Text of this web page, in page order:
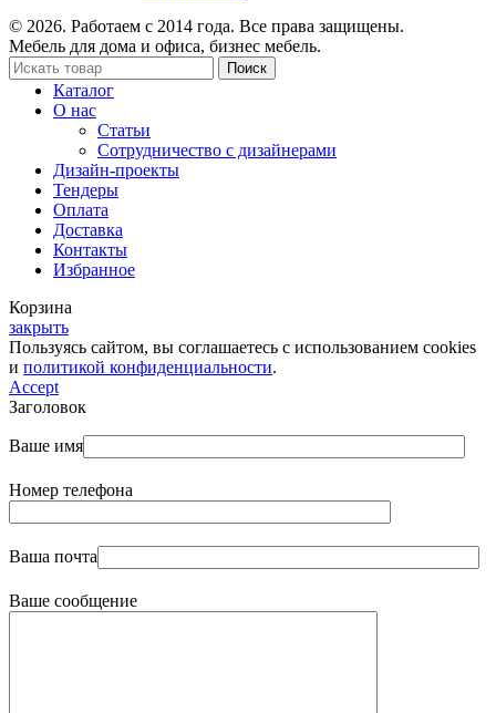
© 2026. Работаем с 2014 года. Все права защищены.
Мебель для дома и офиса, бизнес мебель.
Поиск
Каталог
О нас
Статьи
Сотрудничество с дизайнерами
Дизайн-проекты
Тендеры
Оплата
Доставка
Контакты
Избранное
Корзина
закрыть
Пользуясь сайтом, вы соглашаетесь с использованием cookies
и политикой конфиденциальности.
Accept
Заголовок
Ваше имя
Номер телефона
Ваша почта
Ваше сообщение